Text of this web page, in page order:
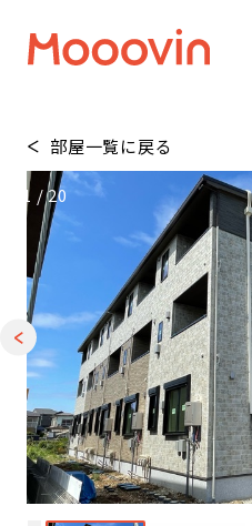
部屋一覧に戻る
1 /20